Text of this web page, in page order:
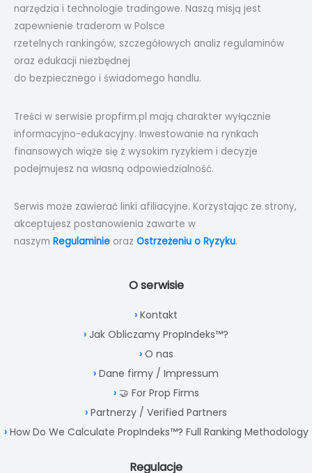
narzędzia i technologie tradingowe. Naszą misją jest
zapewnienie traderom w Polsce
rzetelnych rankingów, szczegółowych analiz regulaminów
oraz edukacji niezbędnej
do bezpiecznego i świadomego handlu.
Treści w serwisie propfirm.pl mają charakter wyłącznie
informacyjno-edukacyjny. Inwestowanie na rynkach
finansowych wiąże się z wysokim ryzykiem i decyzje
podejmujesz na własną odpowiedzialność.
Serwis może zawierać linki afiliacyjne. Korzystając ze strony,
akceptujesz postanowienia zawarte w
naszym Regulaminie oraz Ostrzeżeniu o Ryzyku.
O serwisie
Kontakt
Jak Obliczamy PropIndeks™?
O nas
Dane firmy / Impressum
🤝 For Prop Firms
Partnerzy / Verified Partners
How Do We Calculate PropIndeks™? Full Ranking Methodology
Regulacje